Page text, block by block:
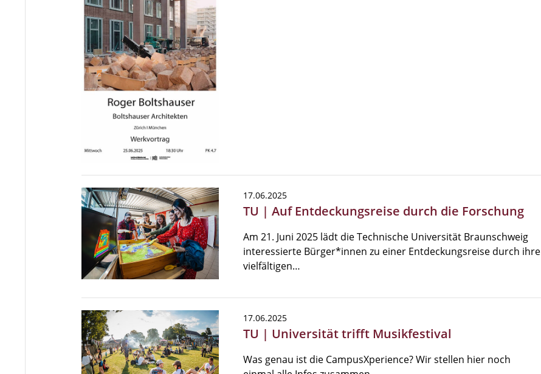
17.06.2025
TU | Auf Entdeckungsreise durch die Forschung
Am 21. Juni 2025 lädt die Technische Universität Braunschweig
interessierte Bürger*innen zu einer Entdeckungsreise durch ihre
vielfältigen…
17.06.2025
TU | Universität trifft Musikfestival
Was genau ist die CampusXperience? Wir stellen hier noch